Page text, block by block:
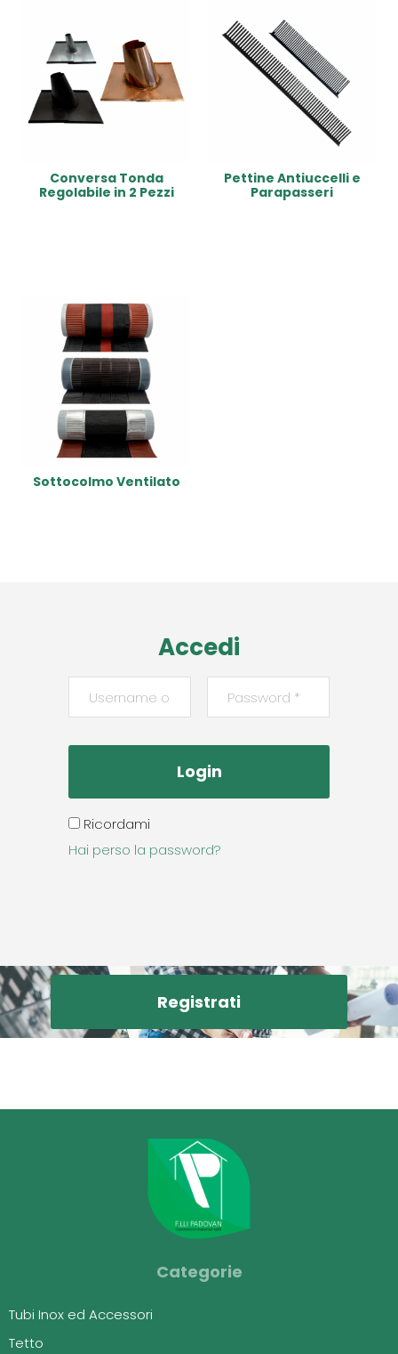
Conversa Tonda
Regolabile in 2 Pezzi
Pettine Antiuccelli e
Parapasseri
Sottocolmo Ventilato
Accedi
Ricordami
Hai perso la password?
Registrati
Categorie
Tubi Inox ed Accessori
Tetto